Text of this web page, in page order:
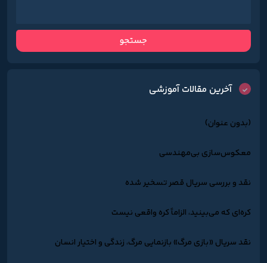
آخرین مقالات آموزشی
(بدون عنوان)
معکوس‌سازی بی‌مهندسی
نقد و بررسی سریال قصر تسخیر شده
کره‌ای که می‌بینید، الزاماً کره واقعی نیست
نقد سریال «بازی مرگ» بازنمایی مرگ، زندگی و اختیار انسان